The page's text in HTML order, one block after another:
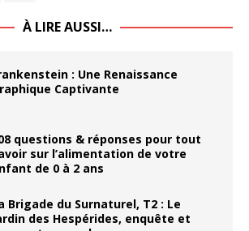
À LIRE AUSSI…
: Une Renaissance
Captivante
questions & réponses pour tout
sur l’alimentation de votre
de 0 à 2 ans
Brigade du Surnaturel, T2 : Le
des Hespérides, enquête et